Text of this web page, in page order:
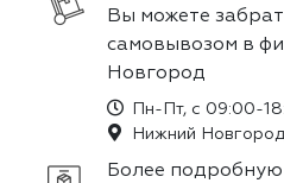
Вы можете
самовывозом в
Новгород
Пн-Пт, с 09:00-
Нижний
Более